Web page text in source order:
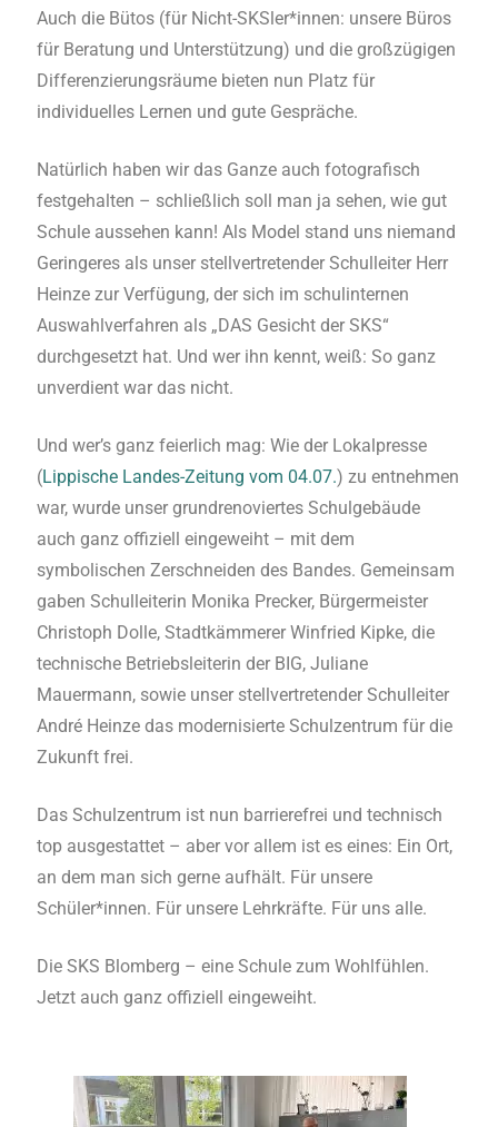
Auch die Bütos (für Nicht-SKSler*innen: unsere Büros
für Beratung und Unterstützung) und die großzügigen
Differenzierungsräume bieten nun Platz für
individuelles Lernen und gute Gespräche.
Natürlich haben wir das Ganze auch fotografisch
festgehalten – schließlich soll man ja sehen, wie gut
Schule aussehen kann! Als Model stand uns niemand
Geringeres als unser stellvertretender Schulleiter Herr
Heinze zur Verfügung, der sich im schulinternen
Auswahlverfahren als „DAS Gesicht der SKS“
durchgesetzt hat. Und wer ihn kennt, weiß: So ganz
unverdient war das nicht.
Und wer’s ganz feierlich mag: Wie der Lokalpresse
(Lippische Landes-Zeitung vom 04.07.) zu entnehmen
war, wurde unser grundrenoviertes Schulgebäude
auch ganz offiziell eingeweiht – mit dem
symbolischen Zerschneiden des Bandes. Gemeinsam
gaben Schulleiterin Monika Precker, Bürgermeister
Christoph Dolle, Stadtkämmerer Winfried Kipke, die
technische Betriebsleiterin der BIG, Juliane
Mauermann, sowie unser stellvertretender Schulleiter
André Heinze das modernisierte Schulzentrum für die
Zukunft frei.
Das Schulzentrum ist nun barrierefrei und technisch
top ausgestattet – aber vor allem ist es eines: Ein Ort,
an dem man sich gerne aufhält. Für unsere
Schüler*innen. Für unsere Lehrkräfte. Für uns alle.
Die SKS Blomberg – eine Schule zum Wohlfühlen.
Jetzt auch ganz offiziell eingeweiht.